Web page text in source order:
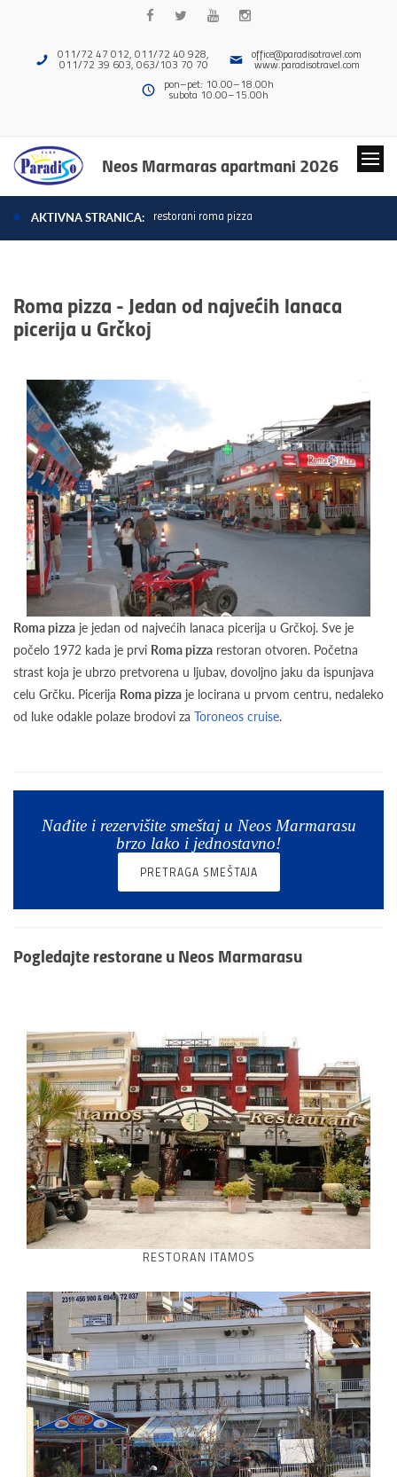
011/72 47 012, 011/72 40 928,
011/72 39 603, 063/103 70 70
office@paradisotravel.com
www.paradisotravel.com
pon–pet: 10.00–18.00h
subota 10.00–15.00h
Neos Marmaras apartmani 2026
AKTIVNA STRANICA: restorani roma pizza
Roma pizza - Jedan od najvećih lanaca
picerija u Grčkoj
Roma pizza je jedan od najvećih lanaca picerija u Grčkoj. Sve je
počelo 1972 kada je prvi Roma pizza restoran otvoren. Početna
strast koja je ubrzo pretvorena u ljubav, dovoljno jaku da ispunjava
celu Grčku. Picerija Roma pizza je locirana u prvom centru, nedaleko
od luke odakle polaze brodovi za Toroneos cruise.
Nađite i rezervišite smeštaj u Neos Marmarasu
brzo lako i jednostavno!
PRETRAGA SMEŠTAJA
Pogledajterestorane u Neos Marmarasu
RESTORAN ITAMOS